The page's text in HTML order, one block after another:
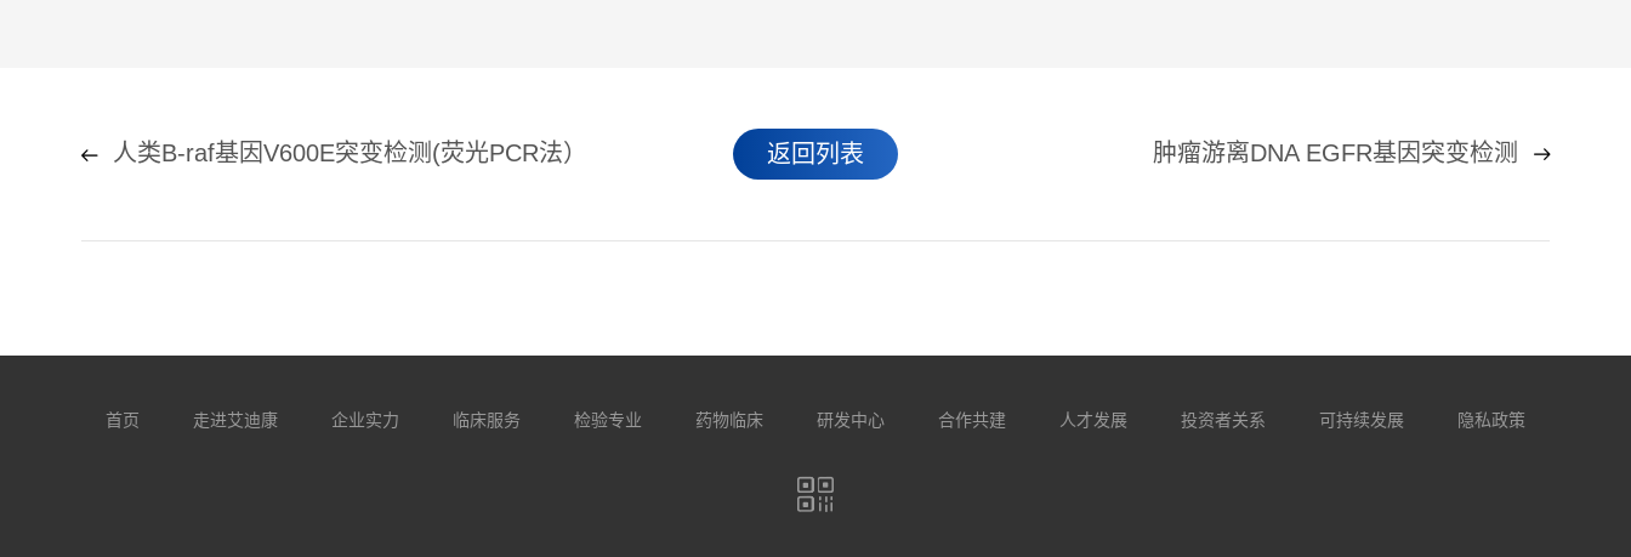
人类B-raf基因V600E突变检测(荧光PCR法） 返回列表 肿瘤游离DNA EGFR基因突变检测
首页 走进艾迪康 企业实力 临床服务 检验专业 药物临床 研发中心 合作共建 人才发展 投资者关系 可持续发展 隐私政策